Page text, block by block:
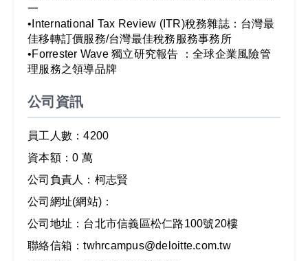
一
•International Tax Review (ITR)稅務雜誌：台灣最
佳移轉訂價服務/台灣最佳稅務服務事務所
•Forrester Wave 獨立研究報告 ：全球企業風險管
理服務之領導品牌
公司資訊
員工人數：4200
資本額：0 萬
公司負責人：柯志賢
公司網址(網站)：
公司地址：台北市信義區松仁路100號20樓
聯絡信箱：twhrcampus@deloitte.com.tw